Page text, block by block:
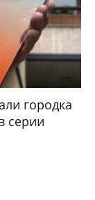
городка
серии